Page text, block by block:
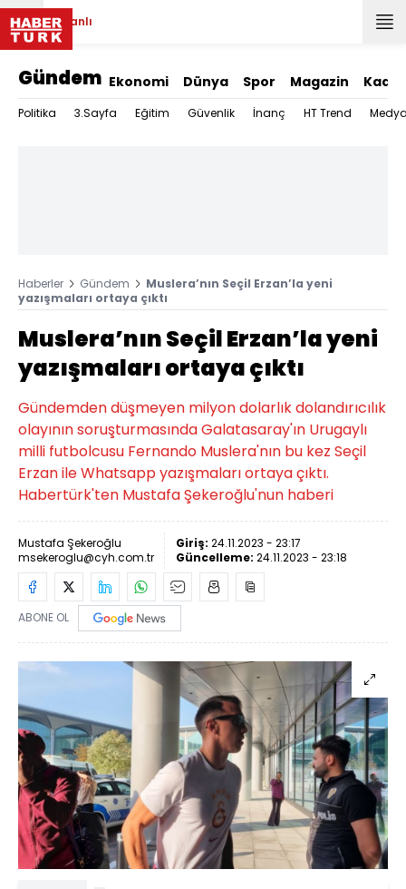
Canlı
Gündem Ekonomi Dünya Spor Magazin Kadın
Politika 3.Sayfa Eğitim Güvenlik İnanç HT Trend
Haberler Gündem
Muslera’nın Seçil Erzan’la yeni
yazışmaları ortaya çıktı
Muslera’nın Seçil Erzan’la yeni
yazışmaları ortaya çıktı
Gündemden düşmeyen milyon dolarlık dolandırıcılık
olayının soruşturmasında Galatasaray'ın Urugaylı
milli futbolcusu Fernando Muslera'nın bu kez Seçil
Erzan ile Whatsapp yazışmaları ortaya çıktı.
Habertürk'ten Mustafa Şekeroğlu'nun haberi
Mustafa Şekeroğlu
msekeroglu@cyh.com.tr
Giriş: 24.11.2023 - 23:17
Güncelleme: 24.11.2023 - 23:18
ABONE OL